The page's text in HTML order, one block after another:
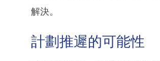
解決。
計劃推遲的可能性